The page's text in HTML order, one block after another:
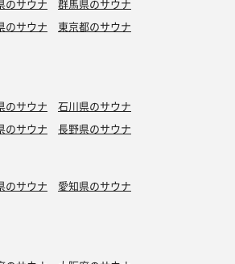
のサウナ
群馬県のサウナ
のサウナ
東京都のサウナ
のサウナ
石川県のサウナ
のサウナ 長野県のサウナ
のサウナ
愛知県のサウナ